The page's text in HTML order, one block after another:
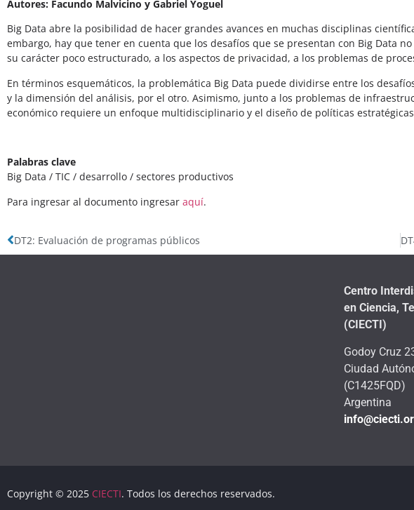
Autores: Facundo Malvicino y Gabriel Yoguel
Big Data abre la posibilidad de hacer grandes avances en muchas disciplinas
embargo, hay que tener en cuenta que los desafíos que se presentan con Big Data
su carácter poco estructurado, a los aspectos de privacidad, a los problemas de
En términos esquemáticos, la problemática Big Data puede dividirse entre los
y la dimensión del análisis, por el otro. Asimismo, junto a los problemas de
económico requiere un enfoque multidisciplinario y el diseño de políticas
Palabras clave
Big Data / TIC / desarrollo / sectores productivos
Para ingresar al documento ingresar aquí.
DT2: Evaluación de programas públicos
Centro
en Ciencia,
(CIECTI)
Godoy Cruz
Ciudad
(C1425FQD)
Argentina
Copyright © 2025 CIECTI. Todos los derechos reservados.